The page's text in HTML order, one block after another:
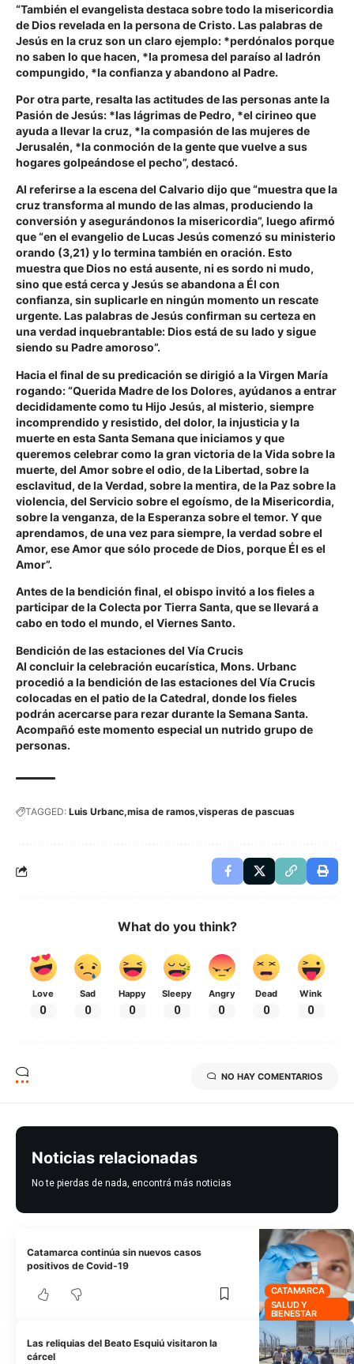
“También el evangelista destaca sobre todo la misericordia
de Dios revelada en la persona de Cristo. Las palabras de
Jesús en la cruz son un claro ejemplo: *perdónalos porque
no saben lo que hacen, *la promesa del paraíso al ladrón
compungido, *la confianza y abandono al Padre.
Por otra parte, resalta las actitudes de las personas ante la
Pasión de Jesús: *las lágrimas de Pedro, *el cirineo que
ayuda a llevar la cruz, *la compasión de las mujeres de
Jerusalén, *la conmoción de la gente que vuelve a sus
hogares golpeándose el pecho”, destacó.
Al referirse a la escena del Calvario dijo que “muestra que la
cruz transforma al mundo de las almas, produciendo la
conversión y asegurándonos la misericordia”, luego afirmó
que “en el evangelio de Lucas Jesús comenzó su ministerio
orando (3,21) y lo termina también en oración. Esto
muestra que Dios no está ausente, ni es sordo ni mudo,
sino que está cerca y Jesús se abandona a Él con
confianza, sin suplicarle en ningún momento un rescate
urgente. Las palabras de Jesús confirman su certeza en
una verdad inquebrantable: Dios está de su lado y sigue
siendo su Padre amoroso”.
Hacia el final de su predicación se dirigió a la Virgen María
rogando: “Querida Madre de los Dolores, ayúdanos a entrar
decididamente como tu Hijo Jesús, al misterio, siempre
incomprendido y resistido, del dolor, la injusticia y la
muerte en esta Santa Semana que iniciamos y que
queremos celebrar como la gran victoria de la Vida sobre la
muerte, del Amor sobre el odio, de la Libertad, sobre la
esclavitud, de la Verdad, sobre la mentira, de la Paz sobre la
violencia, del Servicio sobre el egoísmo, de la Misericordia,
sobre la venganza, de la Esperanza sobre el temor. Y que
aprendamos, de una vez para siempre, la verdad sobre el
Amor, ese Amor que sólo procede de Dios, porque Él es el
Amor”.
Antes de la bendición final, el obispo invitó a los fieles a
participar de la Colecta por Tierra Santa, que se llevará a
cabo en todo el mundo, el Viernes Santo.
Bendición de las estaciones del Vía Crucis
Al concluir la celebración eucarística, Mons. Urbanc
procedió a la bendición de las estaciones del Vía Crucis
colocadas en el patio de la Catedral, donde los fieles
podrán acercarse para rezar durante la Semana Santa.
Acompañó este momento especial un nutrido grupo de
personas.
TAGGED: Luis Urbanc misa de ramos visperas de pascuas
What do you think?
Love
0
Sad
0
Happy
0
Sleepy
0
Angry
0
Dead
0
Wink
0
NO HAY COMENTARIOS
Noticias relacionadas
No te pierdas de nada, encontrá más noticias
CATAMARCA
SALUD Y
BIENESTAR
Catamarca continúa sin nuevos casos
positivos de Covid-19
Las reliquias del Beato Esquiú visitaron la
cárcel